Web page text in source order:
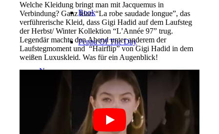
Book
Peppa Of The Day
News
x Instagram
Welche Kleidung bringt man mit Jacquemus in
Verbindung? Ganz klar: “La robe saudade longue”, das
verführerische Kleid, dass Gigi Hadid auf dem Laufsteg
der Herbst/ Winter Kollektion “L’Année 97” trug.
Legendär machte den Abend unter anderem der
Laufstegmoment und “Hairflip” von Gigi Hadid in dem
weißen Luxuskleid. Was für ein Augenblick!